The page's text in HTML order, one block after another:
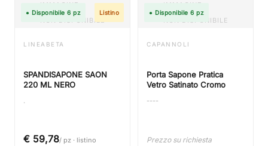
IMMAGINE
NON DISPONIBILE
● Disponibile 6 pz Listino
LINEABETA
SPANDISAPONE SAON
220 ML NERO
.
€ 59,78/ pz · listino
IMMAGINE
NON DISPONIBILE
● Disponibile 6 pz
CAPANNOLI
Porta Sapone Pratica
Vetro Satinato Cromo
----
Prezzo su richiesta